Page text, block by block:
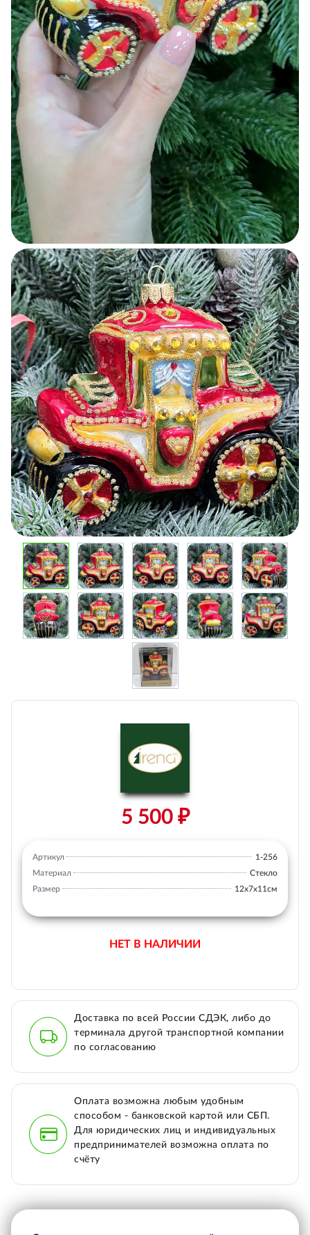
5 500 ₽
Артикул
1-256
Материал
Стекло
Размер
12х7х11см
НЕТ В НАЛИЧИИ
Доставка по всей России СДЭК, либо до
терминала другой транспортной компании
по согласованию
Оплата возможна любым удобным
способом - банковской картой или СБП.
Для юридических лиц и индивидуальных
предпринимателей возможна оплата по
счёту